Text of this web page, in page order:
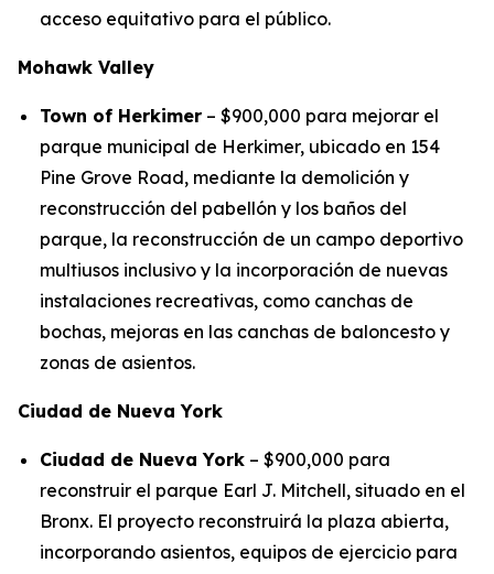
acceso equitativo para el público.
Mohawk Valley
Town of Herkimer – $900,000 para mejorar el
parque municipal de Herkimer, ubicado en 154
Pine Grove Road, mediante la demolición y
reconstrucción del pabellón y los baños del
parque, la reconstrucción de un campo deportivo
multiusos inclusivo y la incorporación de nuevas
instalaciones recreativas, como canchas de
bochas, mejoras en las canchas de baloncesto y
zonas de asientos.
Ciudad de Nueva York
Ciudad de Nueva York – $900,000 para
reconstruir el parque Earl J. Mitchell, situado en el
Bronx. El proyecto reconstruirá la plaza abierta,
incorporando asientos, equipos de ejercicio para